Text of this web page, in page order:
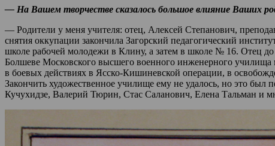
— На Вашем творчестве сказалось большое влияние Ваших
— Родители у меня учителя: отец, Алексей Степанович,
снятия оккупации закончила Загорский педагогический
школе рабочей молодежи в Клину, а затем в школе № 16. Отец
Болшеве Московского высшего военного инженерного училища
в боевых действиях в Ясско-Кишиневской операции, в
Закончить художественное училище ему не удалось, но это
Кучухидзе, Валерий Тюрин, Стас Саланович, Елена Тальман и